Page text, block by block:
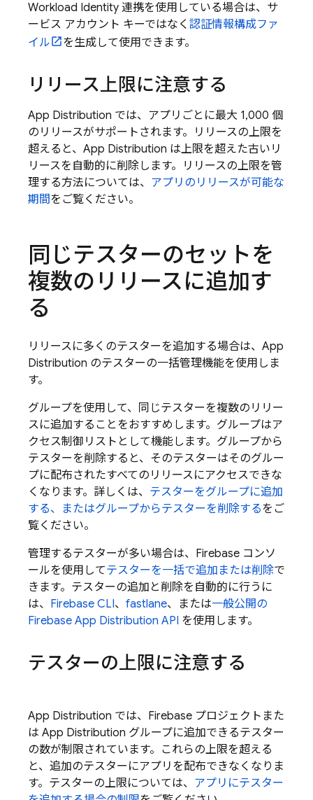
Workload Identity 連携を使用している場合は、サ
ービス アカウント キーではなく 認証情報構成ファ
イル
を生成して使用できます。
リリース上限に注意する
App Distribution では、アプリごとに最大 1,000 個
のリリースがサポートされます。リリースの上限を
超えると、 App Distribution は上限を超えた古いリ
リースを自動的に削除します。リリースの上限を管
理する方法については、 アプリのリリースが可能な
期間をご覧ください。
同じテスターのセットを
複数のリリースに追加す
る
リリースに多くのテスターを追加する場合は、 App
Distribution のテスターの一括管理機能を使用しま
す。
グループを使用して、同じテスターを複数のリリー
スに追加することをおすすめします。グループはア
クセス制御リストとして機能します。グループから
テスターを削除すると、そのテスターはそのグルー
プに配布されたすべてのリリースにアクセスできな
くなります。 詳しくは、 テスターをグループに追加
する、またはグループからテスターを削除するをご
覧ください。
管理するテスターが多い場合は、 Firebase コンソ
ールを使用してテスターを一括で追加または削除で
きます。テスターの追加と削除を自動的に行うに
は、 Firebase CLI、 fastlane、または一般公開の
Firebase App Distribution API を使用します。
テスターの上限に注意する
App Distribution では、Firebase プロジェクトまた
は App Distribution グループに追加できるテスター
の数が制限されています。これらの上限を超える
と、追加のテスターにアプリを配布できなくなりま
す。テスターの上限については、 アプリにテスター